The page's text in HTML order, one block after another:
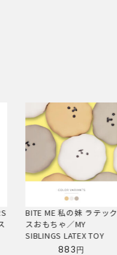
MANDARINE BROTHERS
ラテックスジグザグエッ
グトイ／LATEX ZIGZAG
EGG TOY